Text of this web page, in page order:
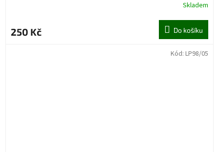
Skladem
250 Kč Do košíku
Kód: LP98/05